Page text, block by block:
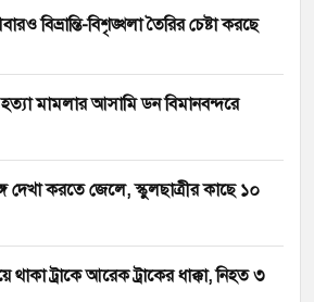
বিভ্রান্তি-বিশৃঙ্খলা তৈরির চেষ্টা করছে
মামলার আসামি ডন বিমানবন্দরে
দেখা করতে জেলে, স্কুলছাত্রীর কাছে ১০
থাকা ট্রাকে আরেক ট্রাকের ধাক্কা, নিহত ৩